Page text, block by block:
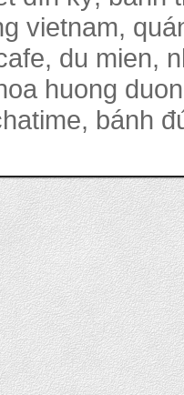
vietnam,
du mien,
huong
bánh